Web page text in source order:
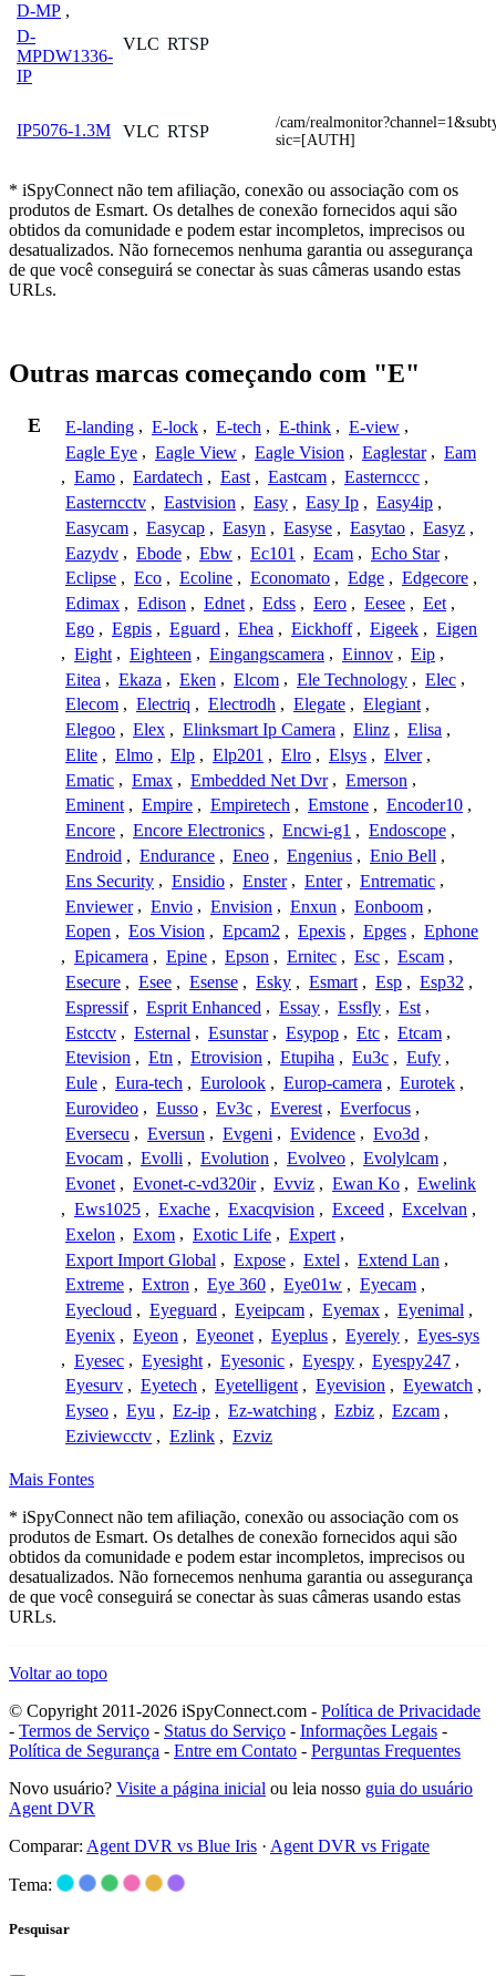
D-MP ,
D-
MPDW1336-
IP
VLC RTSP
IP5076-1.3M VLC RTSP
/cam/
sic=[AUTH]
* iSpyConnect não tem afiliação, conexão ou associação com os
produtos de Esmart. Os detalhes de conexão fornecidos aqui são
obtidos da comunidade e podem estar incompletos, imprecisos ou
desatualizados. Não fornecemos nenhuma garantia ou assegurança
de que você conseguirá se conectar às suas câmeras usando estas
URLs.
Outras marcas começando com "E"
E E-landing , E-lock , E-tech , E-think , E-view ,
Eagle Eye , Eagle View , Eagle Vision , Eaglestar , Eam
, Eamo , Eardatech , East , Eastcam , Easternccc ,
Easterncctv , Eastvision , Easy , Easy Ip , Easy4ip ,
Easycam , Easycap , Easyn , Easyse , Easytao , Easyz ,
Eazydv , Ebode , Ebw , Ec101 , Ecam , Echo Star ,
Eclipse , Eco , Ecoline , Economato , Edge , Edgecore ,
Edimax , Edison , Ednet , Edss , Eero , Eesee , Eet ,
Ego , Egpis , Eguard , Ehea , Eickhoff , Eigeek , Eigen
, Eight , Eighteen , Eingangscamera , Einnov , Eip ,
Eitea , Ekaza , Eken , Elcom , Ele Technology , Elec ,
Elecom , Electriq , Electrodh , Elegate , Elegiant ,
Elegoo , Elex , Elinksmart Ip Camera , Elinz , Elisa ,
Elite , Elmo , Elp , Elp201 , Elro , Elsys , Elver ,
Ematic , Emax , Embedded Net Dvr , Emerson ,
Eminent , Empire , Empiretech , Emstone , Encoder10 ,
Encore , Encore Electronics , Encwi-g1 , Endoscope ,
Endroid , Endurance , Eneo , Engenius , Enio Bell ,
Ens Security , Ensidio , Enster , Enter , Entrematic ,
Enviewer , Envio , Envision , Enxun , Eonboom ,
Eopen , Eos Vision , Epcam2 , Epexis , Epges , Ephone
, Epicamera , Epine , Epson , Ernitec , Esc , Escam ,
Esecure , Esee , Esense , Esky , Esmart , Esp , Esp32 ,
Espressif , Esprit Enhanced , Essay , Essfly , Est ,
Estcctv , Esternal , Esunstar , Esypop , Etc , Etcam ,
Etevision , Etn , Etrovision , Etupiha , Eu3c , Eufy ,
Eule , Eura-tech , Eurolook , Europ-camera , Eurotek ,
Eurovideo , Eusso , Ev3c , Everest , Everfocus ,
Eversecu , Eversun , Evgeni , Evidence , Evo3d ,
Evocam , Evolli , Evolution , Evolveo , Evolylcam ,
Evonet , Evonet-c-vd320ir , Evviz , Ewan Ko , Ewelink
, Ews1025 , Exache , Exacqvision , Exceed , Excelvan ,
Exelon , Exom , Exotic Life , Expert ,
Export Import Global , Expose , Extel , Extend Lan ,
Extreme , Extron , Eye 360 , Eye01w , Eyecam ,
Eyecloud , Eyeguard , Eyeipcam , Eyemax , Eyenimal ,
Eyenix , Eyeon , Eyeonet , Eyeplus , Eyerely , Eyes-sys
, Eyesec , Eyesight , Eyesonic , Eyespy , Eyespy247 ,
Eyesurv , Eyetech , Eyetelligent , Eyevision , Eyewatch ,
Eyseo , Eyu , Ez-ip , Ez-watching , Ezbiz , Ezcam ,
Eziviewcctv , Ezlink , Ezviz
Mais Fontes
* iSpyConnect não tem afiliação, conexão ou associação com os
produtos de Esmart. Os detalhes de conexão fornecidos aqui são
obtidos da comunidade e podem estar incompletos, imprecisos ou
desatualizados. Não fornecemos nenhuma garantia ou assegurança
de que você conseguirá se conectar às suas câmeras usando estas
URLs.
Voltar ao topo
© Copyright 2011-2026 iSpyConnect.com - Política de Privacidade
- Termos de Serviço - Status do Serviço - Informações Legais -
Política de Segurança - Entre em Contato - Perguntas Frequentes
Novo usuário? Visite a página inicial ou leia nosso guia do usuário
Agent DVR
Comparar: Agent DVR vs Blue Iris · Agent DVR vs Frigate
Tema:
Pesquisar